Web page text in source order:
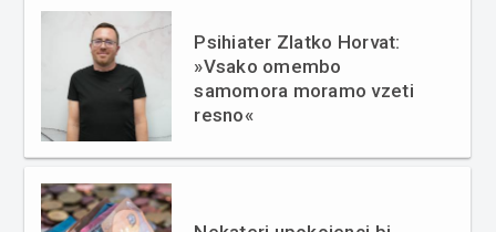
Psihiater Zlatko Horvat:
»Vsako omembo
samomora moramo vzeti
resno«